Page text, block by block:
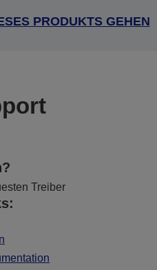
PRODUKTS GEHEN
Treiber